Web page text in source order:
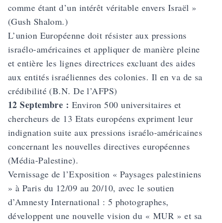
comme étant d’un intérêt véritable envers Israël »
(Gush Shalom.)
L’union Européenne doit résister aux pressions
israélo-américaines et appliquer de manière pleine
et entière les lignes directrices excluant des aides
aux entités israéliennes des colonies. Il en va de sa
crédibilité (B.N. De l’AFPS)
12 Septembre : Environ 500 universitaires et
chercheurs de 13 Etats européens expriment leur
indignation suite aux pressions israélo-américaines
concernant les nouvelles directives européennes
(Média-Palestine).
Vernissage de l’Exposition « Paysages palestiniens
» à Paris du 12/09 au 20/10, avec le soutien
d’Amnesty International : 5 photographes,
développent une nouvelle vision du « MUR » et sa